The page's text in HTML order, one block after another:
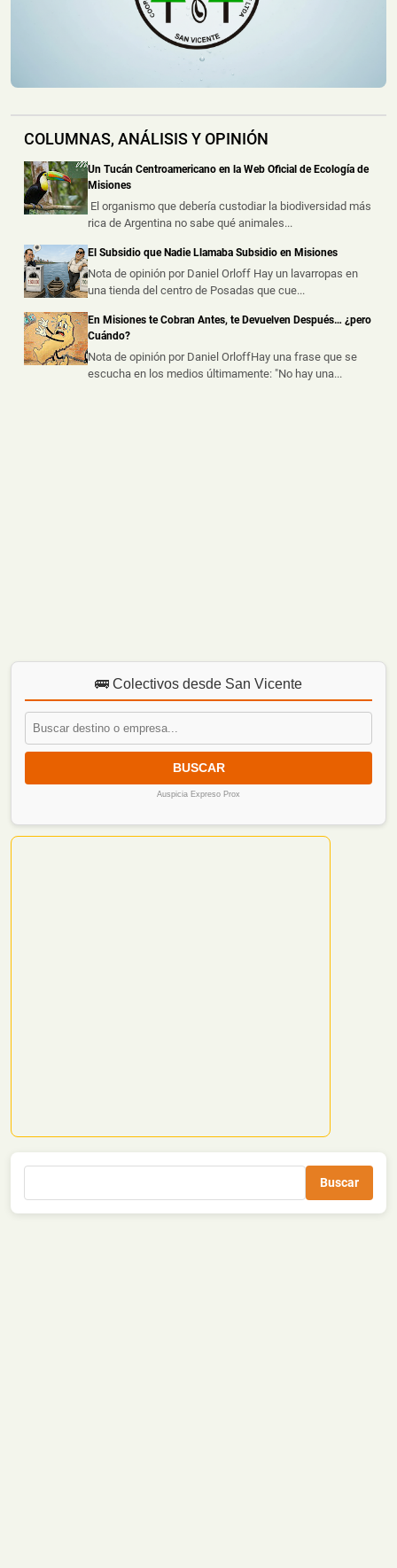
un Camión sobre la Ruta Nacional 12
📅 4 ago 2026
Un camión sufrió un principio de incendio durante la
📅 4 ago 2026
Una vivienda fue destruida por un incendio durante la
madrugada de este martes s...
Hallaron un Auto Despistado sobre la Ruta 14 y
Aires
📅 3 ago 2026
había sido abandonado tras un ...
COLUMNAS, ANÁLISIS Y OPINIÓN
Un Tucán Centroamericano en la Web Oficial de Ecología de
Misiones
El organismo que debería custodiar la biodiversidad más
rica de Argentina no sabe qué animales...
El Subsidio que Nadie Llamaba Subsidio en Misiones
Nota de opinión por Daniel Orloff Hay un lavarropas en
una tienda del centro de Posadas que cue...
En Misiones te Cobran Antes, te Devuelven Después… ¿pero
Cuándo?
Nota de opinión por Daniel OrloffHay una frase que se
escucha en los medios últimamente: "No hay una...
🚌 Colectivos desde San Vicente
BUSCAR
Auspicia Expreso Prox
Buscar